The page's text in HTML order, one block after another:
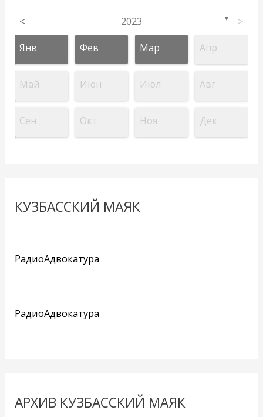
< 2023 ▼ >
Янв Фев Мар Апр
Май Июн Июл Авг
Сен Окт Ноя Дек
КУЗБАССКИЙ МАЯК
РадиоАдвокатура
РадиоАдвокатура
АРХИВ КУЗБАССКИЙ МАЯК